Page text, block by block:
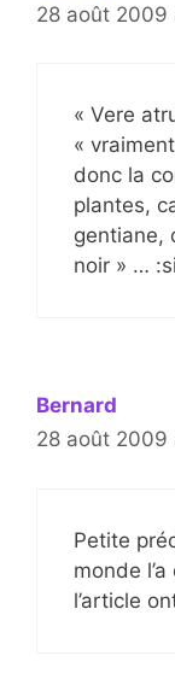
28 août 2009
« Vere
«
donc la
plantes,
gentiane,
noir » …
Bernard
28 août 2009
Petite
monde
l’article